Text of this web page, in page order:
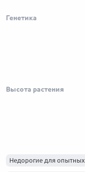
Генетика
Высота растения
Недорогие для опытных